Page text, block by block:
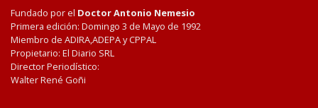
Fundado por el Doctor Antonio Nemesio
Primera edición: Domingo 3 de Mayo de 1992
Miembro de ADIRA,ADEPA y CPPAL
Propietario: El Diario SRL
Director Periodístico:
Walter René Goñi